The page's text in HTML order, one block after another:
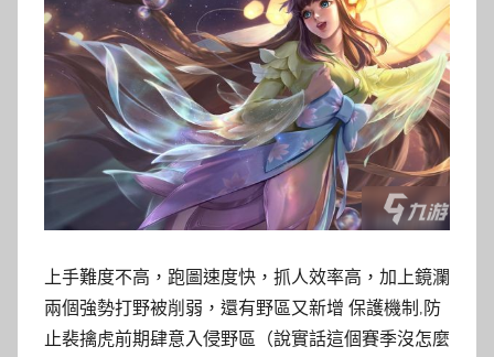
上手難度不高，跑圖速度快，抓人效率高，加上鏡瀾
兩個強勢打野被削弱，還有野區又新增 保護機制,防
止裴擒虎前期肆意入侵野區（說實話這個賽季沒怎麼